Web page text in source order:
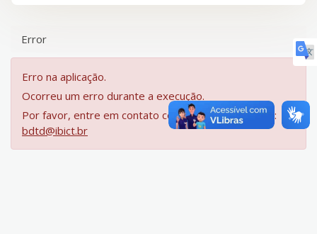
Error
Erro na aplicação.
Ocorreu um erro durante a execução.
Por favor, entre em contato com a equipe da BDTD:
bdtd@ibict.br